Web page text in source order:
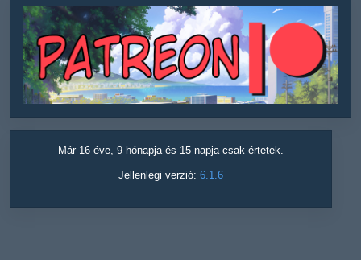
Már 16 éve, 9 hónapja és 15 napja csak értetek.
Jellenlegi verzió: 6.1.6